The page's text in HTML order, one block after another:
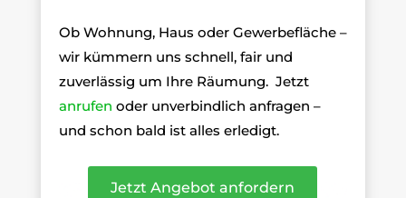
Ob Wohnung, Haus oder Gewerbefläche –
wir kümmern uns schnell, fair und
zuverlässig um Ihre Räumung. Jetzt
anrufen oder unverbindlich anfragen –
und schon bald ist alles erledigt.
Jetzt Angebot anfordern